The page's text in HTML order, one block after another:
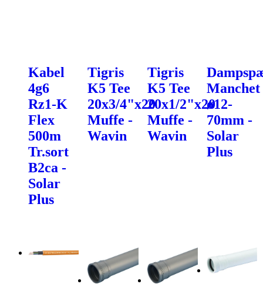
Kabel
4g6
Rz1-K
Flex
500m
Tr.sort
B2ca -
Solar
Plus
Tigris
K5 Tee
20x3/4"x20
Muffe -
Wavin
Tigris
K5 Tee
20x1/2"x20
Muffe -
Wavin
Manchet
ø12-
70mm -
Solar
Plus